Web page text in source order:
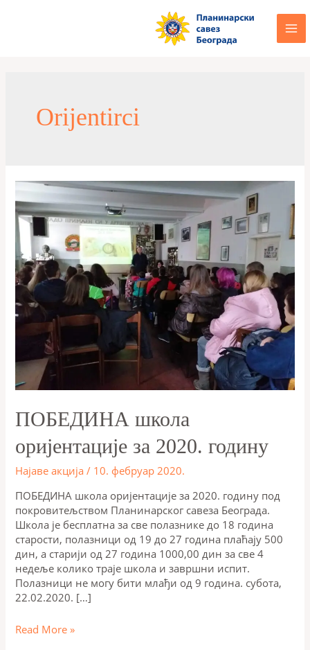
Orijentirci
ПОБЕДИНА школа
оријентације за 2020. годину
Најаве акција / 10. фебруар 2020.
ПОБЕДИНА школа оријентације за 2020. годину под
покровитељством Планинарског савеза Београда.
Школа је бесплатна за све полазнике до 18 година
старости, полазници од 19 до 27 година плаћају 500
дин, а старији од 27 година 1000,00 дин за све 4
недеље колико траје школа и завршни испит.
Полазници не могу бити млађи од 9 година. субота,
22.02.2020. […]
Read More »